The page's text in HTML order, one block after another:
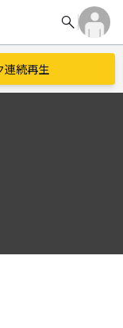
search
連続再生